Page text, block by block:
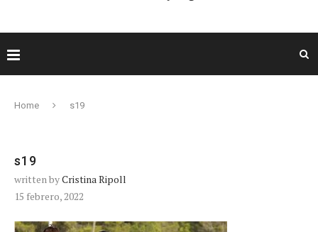
Home s19
s19
written byCristina Ripoll
15 febrero, 2022